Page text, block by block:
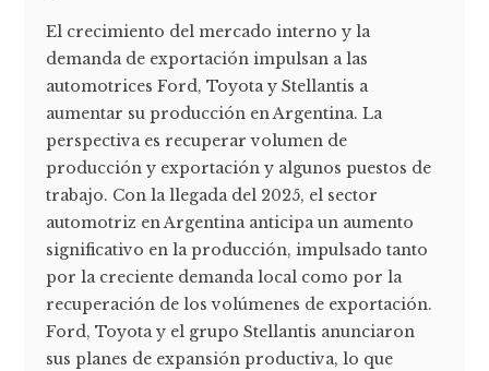
El crecimiento del mercado interno y la
demanda de exportación impulsan a las
automotrices Ford, Toyota y Stellantis a
aumentar su producción en Argentina. La
perspectiva es recuperar volumen de
producción y exportación y algunos puestos de
trabajo. Con la llegada del 2025, el sector
automotriz en Argentina anticipa un aumento
significativo en la producción, impulsado tanto
por la creciente demanda local como por la
recuperación de los volúmenes de exportación.
Ford, Toyota y el grupo Stellantis anunciaron
sus planes de expansión productiva, lo que